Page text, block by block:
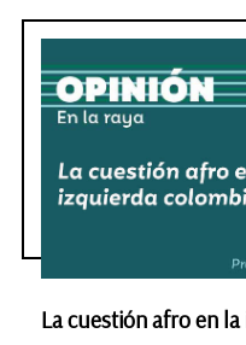
La cuestión afro en